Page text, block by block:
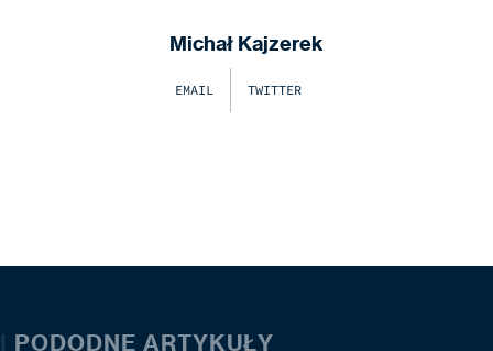
Michał Kajzerek
EMAIL TWITTER
| PODODNE ARTYKUŁY